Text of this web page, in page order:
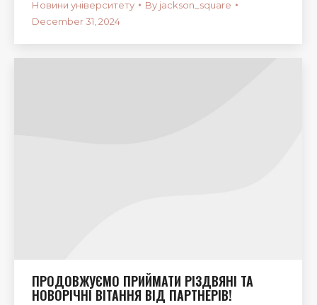
Новини університету By jackson_square
December 31, 2024
ПРОДОВЖУЄМО ПРИЙМАТИ РІЗДВЯНІ ТА
НОВОРІЧНІ ВІТАННЯ ВІД ПАРТНЕРІВ!